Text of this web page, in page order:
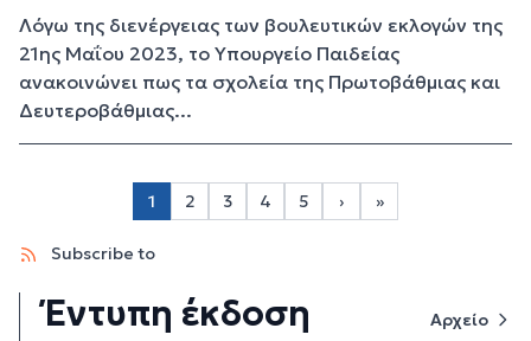
Λόγω της διενέργειας των βουλευτικών εκλογών της
21ης Μαΐου 2023, το Υπουργείο Παιδείας
ανακοινώνει πως τα σχολεία της Πρωτοβάθμιας και
Δευτεροβάθμιας...
Σελιδοποίηση
1 Page 2
2 Page 3
3 Page 4
4 Page 5
5
Next page
›
Last page
»
Subscribe to
Έντυπη έκδοση Αρχείο